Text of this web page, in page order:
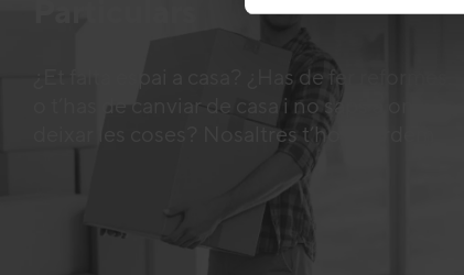
¿Et falta espai a casa? ¿Has de fer reformes
o t’has de canviar de casa i no saps a on
deixar les coses? Nosaltres t’ho guardem